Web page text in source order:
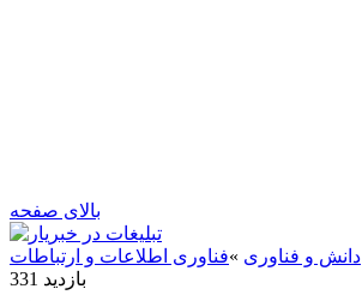
بالای صفحه
دانش و فناوری »فناوری اطلاعات و ارتباطات
331 بازدید